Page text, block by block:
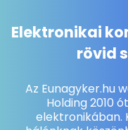
Elektronikai
rövid
Az Eunagyker.hu
Holding 2010
elektronikában.